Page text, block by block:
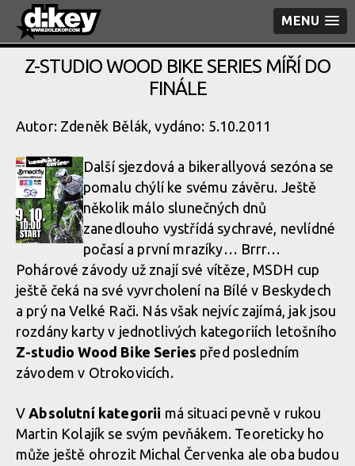
MENU
Z-STUDIO WOOD BIKE SERIES MÍŘÍ DO
FINÁLE
Autor: Zdeněk Bělák, vydáno: 5.10.2011
Další sjezdová a bikerallyová sezóna se
pomalu chýlí ke svému závěru. Ještě
několik málo slunečných dnů
zanedlouho vystřídá sychravé, nevlídné
počasí a první mrazíky… Brrr…
Pohárové závody už znají své vítěze, MSDH cup
ještě čeká na své vyvrcholení na Bílé v Beskydech
a prý na Velké Rači. Nás však nejvíc zajímá, jak jsou
rozdány karty v jednotlivých kategoriích letošního
Z-studio Wood Bike Series před posledním
závodem v Otrokovicích.
VAbsolutní kategorii má situaci pevně v rukou
Martin Kolajík se svým pevňákem. Teoreticky ho
může ještě ohrozit Michal Červenka ale oba budou